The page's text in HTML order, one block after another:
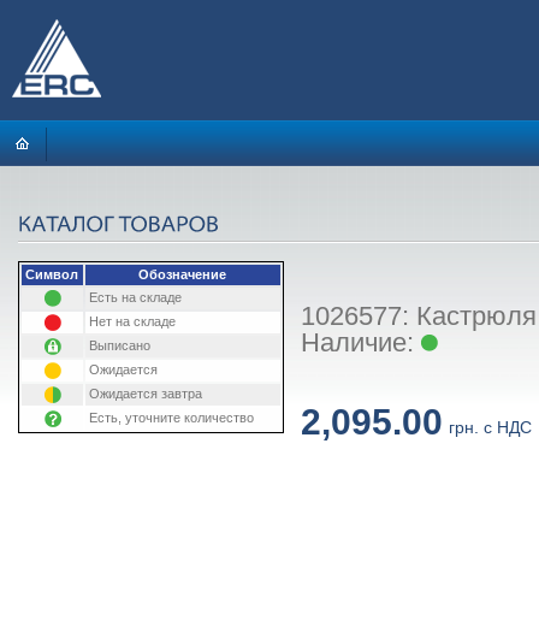
Символ
Обозначение
Есть на складе
Нет на складе
Выписано
Ожидается
Ожидается завтра
Есть, уточните количество
1026577:
Наличие:
2,095.00 грн. с НДС